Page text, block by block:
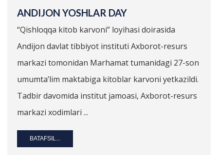
ANDIJON YOSHLAR DAY
“Qishloqqa kitob karvoni” loyihasi doirasida
Andijon davlat tibbiyot instituti Axborot-resurs
markazi tomonidan Marhamat tumanidagi 27-son
umumta’lim maktabiga kitoblar karvoni yetkazildi.
Tadbir davomida institut jamoasi, Axborot-resurs
markazi xodimlari ...
BATAFSIL...